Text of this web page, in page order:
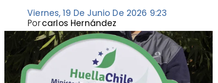
Viernes, 19 De Junio De 2026 9:23
carlos Hernández
Por